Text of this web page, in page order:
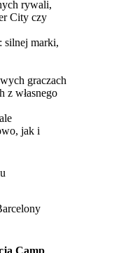
rywali,
City czy
silnej marki,
graczach
z własnego
jak i
Camp